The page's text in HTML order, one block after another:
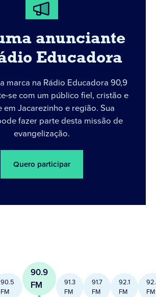
anunciante
Educadora
marca na Rádio Educadora 90,9
se com um público fiel, cristão e
em Jacarezinho e região. Sua
fazer parte desta missão de
evangelização.
Quero participar
90.5
FM
90.9
FM
91.3
FM
91.7
FM
92.1
FM
FM